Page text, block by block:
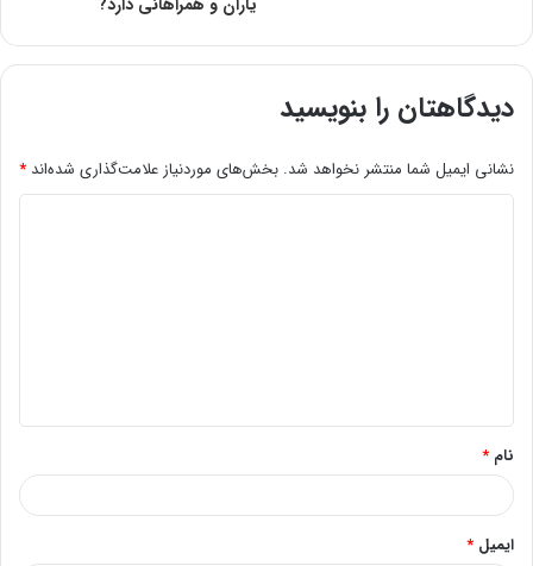
دیدگاهتان را بنویسید
نشانی ایمیل شما منتشر نخواهد شد. بخش‌های موردنیاز علامت‌گذاری شده‌اند *
*
نام *
ایمیل *